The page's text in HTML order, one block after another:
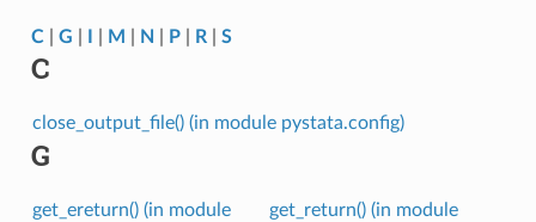
C| G M N P| R| S
C
close_output_file() (in module pystata.config)
G
get_ereturn() (in module
get_return() (in module